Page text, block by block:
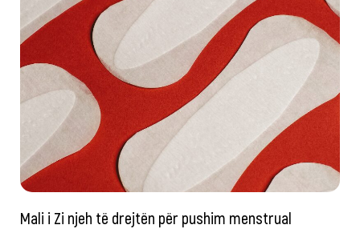
Mali i Zi njeh të drejtën për pushim menstrual